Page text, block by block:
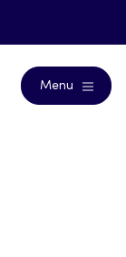
Menu